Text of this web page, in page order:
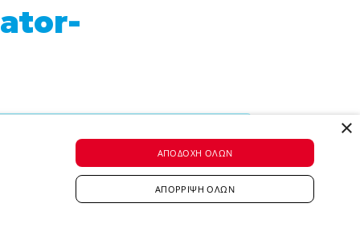
×
ΑΠΟΔΟΧΉ ΌΛΩΝ
ΑΠΌΡΡΙΨΗ ΌΛΩΝ